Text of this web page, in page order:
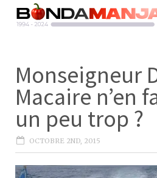
Monseigneur
Macaire n’en
un peu trop ?
OCTOBRE 2ND, 2015